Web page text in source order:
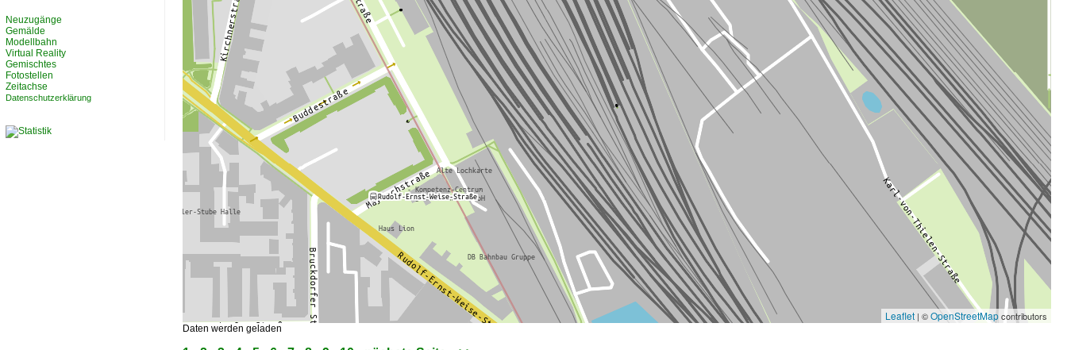
Leaflet | ©OpenStreetMapcontributors
Daten werden geladen
Neuzugänge
Gemälde
Modellbahn
Virtual Reality
Gemischtes
Fotostellen
Zeitachse
Datenschutzerklärung